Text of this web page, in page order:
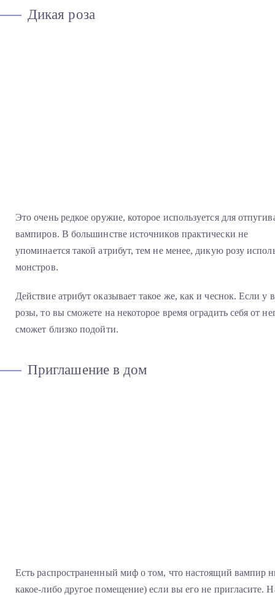
Дикая роза
Это очень редкое оружие, которое используется для
вампиров. В большинстве источников практически не
упоминается такой атрибут, тем не менее, дикую розу
монстров.
Действие атрибут оказывает такое же, как и чеснок. Если у
розы, то вы сможете на некоторое время оградить себя от
сможет близко подойти.
Приглашение в дом
Есть распространенный миф о том, что настоящий вампир
какое-либо другое помещение) если вы его не пригласите.